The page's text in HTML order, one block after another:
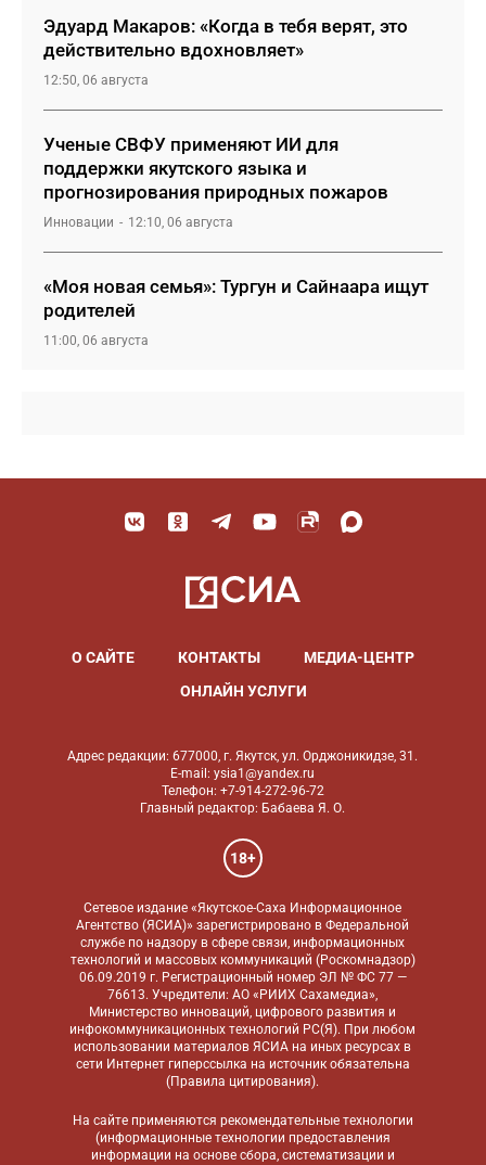
Эдуард Макаров: «Когда в тебя верят, это
действительно вдохновляет»
12:50, 06 августа
Ученые СВФУ применяют ИИ для
поддержки якутского языка и
прогнозирования природных пожаров
Инновации 12:10, 06 августа
«Моя новая семья»: Тургун и Сайнаара ищут
родителей
11:00, 06 августа
О САЙТЕ КОНТАКТЫ
МЕДИА-ЦЕНТР
ОНЛАЙН УСЛУГИ
Адрес редакции: 677000, г. Якутск, ул. Орджоникидзе, 31.
E-mail: ysia1@yandex.ru
Телефон: +7-914-272-96-72
Главный редактор: Бабаева Я. О.
18+
Сетевое издание «Якутское-Саха Информационное
Агентство (ЯСИА)» зарегистрировано в Федеральной
службе по надзору в сфере связи, информационных
технологий и массовых коммуникаций (Роскомнадзор)
06.09.2019 г. Регистрационный номер ЭЛ № ФС 77 —
76613. Учредители: АО «РИИХ Сахамедиа»,
Министерство инноваций, цифрового развития и
инфокоммуникационных технологий РС(Я). При любом
использовании материалов ЯСИА на иных ресурсах в
сети Интернет гиперссылка на источник обязательна
(Правила цитирования).
На сайте применяются рекомендательные технологии
(информационные технологии предоставления
информации на основе сбора, систематизации и